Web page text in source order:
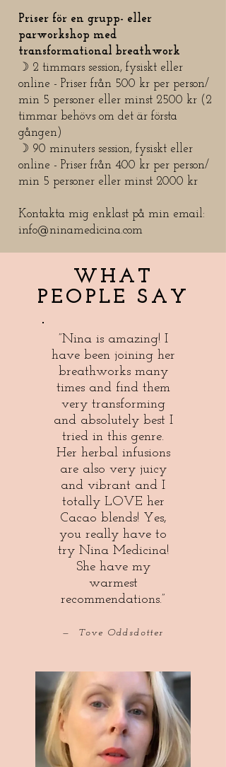
Priser för en grupp- eller
parworkshop med
transformational breathwork
☽ 2 timmars session, fysiskt eller
online - Priser från 500 kr per person/
min 5 personer eller minst 2500 kr (2
timmar behövs om det är första
gången)
☽ 90 minuters session, fysiskt eller
online - Priser från 400 kr per person/
min 5 personer eller minst 2000 kr
Kontakta mig enklast på min email:
info@ninamedicina.com
WHAT
PEOPLE SAY
”Nina is amazing! I
have been joining her
breathworks many
times and find them
very transforming
and absolutely best I
tried in this genre.
Her herbal infusions
are also very juicy
and vibrant and I
totally LOVE her
Cacao blends! Yes,
you really have to
try Nina Medicina!
She have my
warmest
recommendations.”
— Tove Oddsdotter